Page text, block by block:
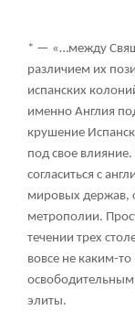
* — «…между
различием их
испанских
именно Англия
крушение
под свое
согласиться с
мировых держав,
метрополии.
течении трех
вовсе не каким-
элиты.